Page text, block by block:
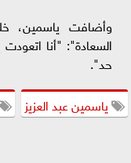
وأضافت ياسمين،
السعادة": "أنا
حد".
ياسمين عبد العزيز